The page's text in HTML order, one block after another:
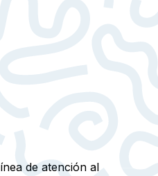
de atención al